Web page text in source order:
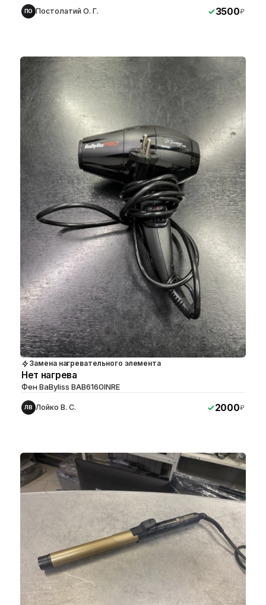
ПО Постолатий О. Г. 3500₽
Замена нагревательного элемента
Нет нагрева
Фен BaByliss BAB6160INRE
ЛВ Лойко В. С. 2000₽